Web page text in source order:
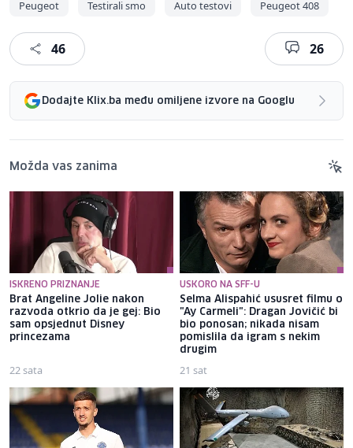
Peugeot Testirali smo Auto testovi Peugeot 408
46 26
Dodajte Klix.ba među omiljene izvore na Googlu
Možda vas zanima
ISKRENO PRIZNANJE
Brat Angeline Jolie nakon
razvoda otkrio da je gej: Bio
sam opsjednut Disney
princezama
22 sata
USKORO NA SFF-U
Selma Alispahić ususret filmu o
"Ay Carmeli": Dragan Jovičić bi
bio ponosan; nikada nisam
pomislila da igram s nekim
drugim
21 sat